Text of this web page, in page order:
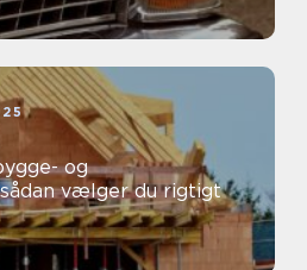
og
vælger du rigtigt